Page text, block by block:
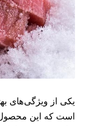
یکی از ویژگی‌های
است که این محصول